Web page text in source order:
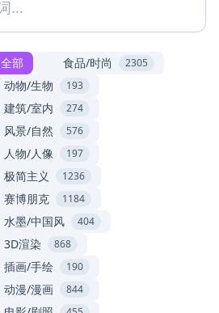
全部 食品/时尚 2305
动物/生物 193
建筑/室内 274
风景/自然 576
人物/人像 197
极简主义 1236
赛博朋克 1184
水墨/中国风 404
3D渲染 868
插画/手绘 190
动漫/漫画 844